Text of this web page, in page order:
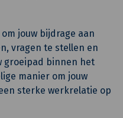
jouw bijdrage aan
vragen te stellen en
groeipad binnen het
manier om jouw
sterke werkrelatie op